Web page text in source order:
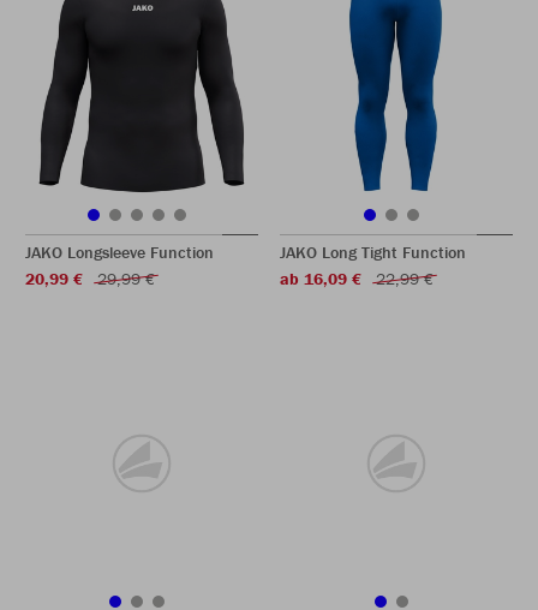
JAKO Longsleeve Function
20,99 €
29,99 €
JAKO Long Tight Function
ab 16,09 €
22,99 €